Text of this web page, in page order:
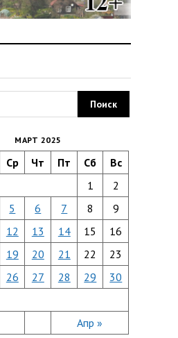
МАРТ 2025
Ср Чт Пт Сб Вс
Апр »
1
2
5 6 7 8
9
12 13 14 15
16
19 20 21 22
23
26 27 28 29
30